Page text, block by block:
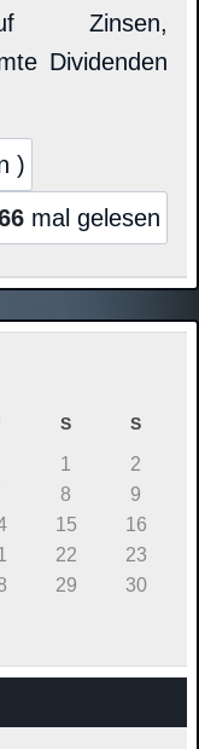
Zinsen,
Dividenden
)
mal gelesen
S S
1
2
8
9
15
16
22
23
29
30